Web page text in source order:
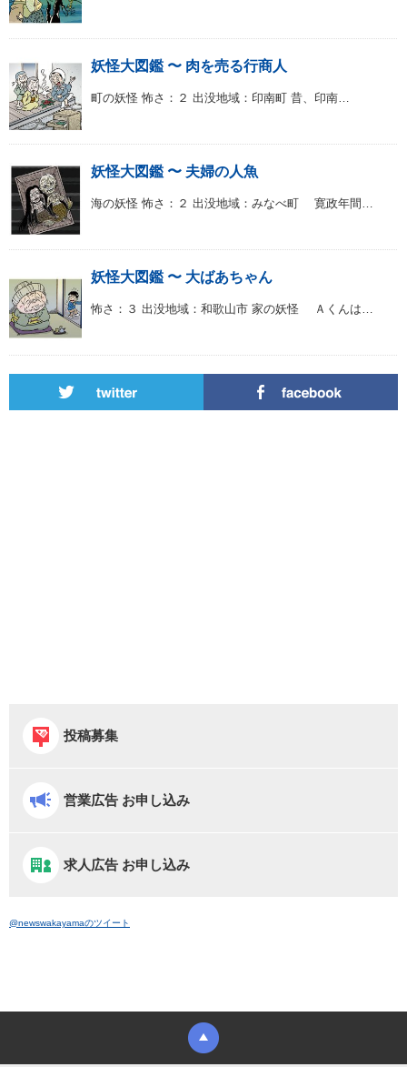
妖怪大図鑑 〜 肉を売る行商人
町の妖怪 怖さ：２ 出没地域：印南町 昔、印南…
妖怪大図鑑 〜 夫婦の人魚
海の妖怪 怖さ：２ 出没地域：みなべ町 寛政年間…
妖怪大図鑑 〜 大ばあちゃん
怖さ：３ 出没地域：和歌山市 家の妖怪 Ａくんは…
投稿募集
営業広告 お申し込み
求人広告 お申し込み
@newswakayamaのツイート